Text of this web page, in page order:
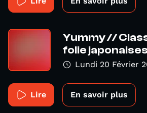
Yummy //
folie japonaises
Lundi 20 Février
Lire En savoir plus